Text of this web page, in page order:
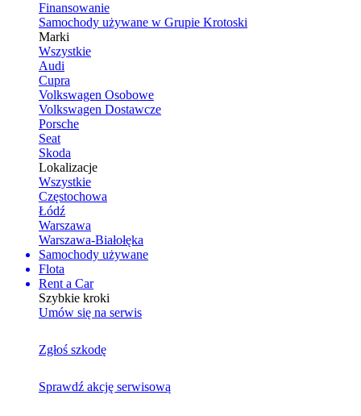
Finansowanie
Samochody używane w Grupie Krotoski
Marki
Wszystkie
Audi
Cupra
Volkswagen Osobowe
Volkswagen Dostawcze
Porsche
Seat
Skoda
Lokalizacje
Wszystkie
Częstochowa
Łódź
Warszawa
Warszawa-Białołęka
Samochody używane
Flota
Rent a Car
Szybkie kroki
Umów się na serwis
Zgłoś szkodę
Sprawdź akcję serwisową